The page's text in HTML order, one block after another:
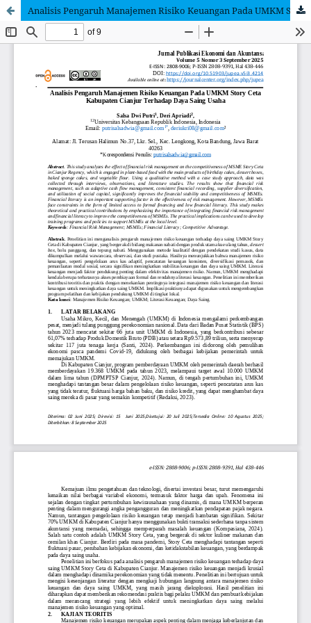
Analisis Pengaruh Manajemen Risiko Keuangan Pada UMKM Story Ceta Kabupaten Cianjur Terhadap Daya Saing Usaha